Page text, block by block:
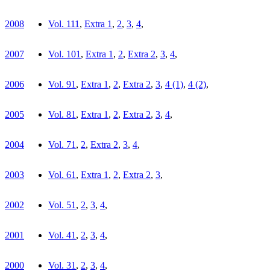
2008 Vol. 111, Extra 1, 2, 3, 4,
2007 Vol. 101, Extra 1, 2, Extra 2, 3, 4,
2006 Vol. 91, Extra 1, 2, Extra 2, 3, 4 (1), 4 (2),
2005 Vol. 81, Extra 1, 2, Extra 2, 3, 4,
2004 Vol. 71, 2, Extra 2, 3, 4,
2003 Vol. 61, Extra 1, 2, Extra 2, 3,
2002 Vol. 51, 2, 3, 4,
2001 Vol. 41, 2, 3, 4,
2000 Vol. 31, 2, 3, 4,